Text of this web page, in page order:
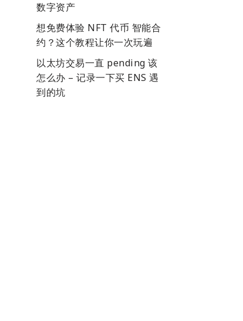
数字资产
想免费体验 NFT 代币 智能合
约？这个教程让你一次玩遍
以太坊交易一直 pending 该
怎么办 – 记录一下买 ENS 遇
到的坑